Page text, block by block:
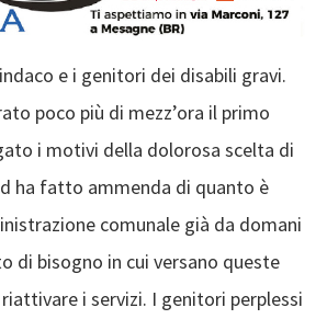
e i genitori dei disabili gravi.
poco più di mezz’ora il primo
i motivi della dolorosa scelta di
ha fatto ammenda di quanto è
comunale già da domani
di bisogno in cui versano queste
i servizi. I genitori perplessi